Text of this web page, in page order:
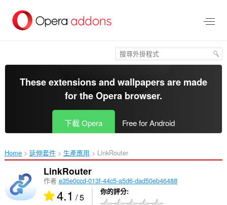
區
These extensions and wallpapers are made
for theOpera browser.
下載 Opera Free for Android
Home 延伸套件 生產應用 LinkRouter‎
LinkRouter
作者 e35e0ccd-013f-44c5-a5d6-dad50eb46488
4.1 / 5 你的評分